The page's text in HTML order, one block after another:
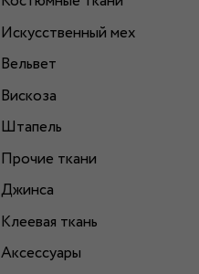
Искусственный мех
Вельвет
Вискоза
Штапель
Прочие ткани
Джинса
Клеевая ткань
Аксессуары